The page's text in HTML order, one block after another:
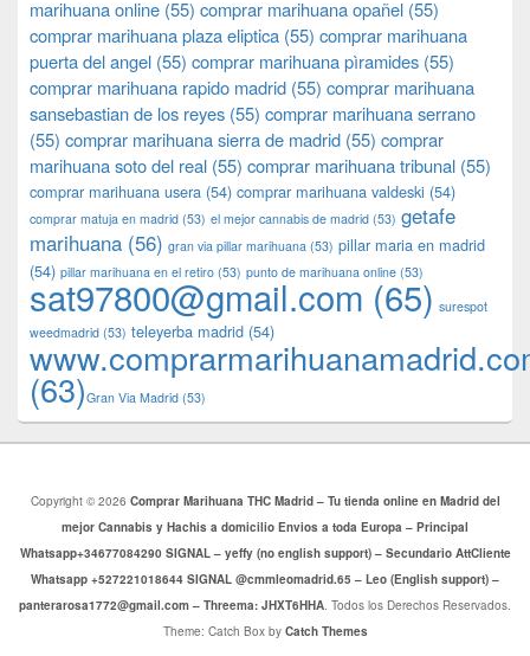
marihuana online (55) comprar marihuana opañel (55)
comprar marihuana plaza eliptica (55) comprar marihuana
puerta del angel (55) comprar marihuana pìramides (55)
comprar marihuana rapido madrid (55) comprar marihuana
sansebastian de los reyes (55) comprar marihuana serrano
(55) comprar marihuana sierra de madrid (55) comprar
marihuana soto del real (55) comprar marihuana tribunal (55)
comprar marihuana usera (54) comprar marihuana valdeski (54)
comprar matuja en madrid (53) el mejor cannabis de madrid (53) getafe
marihuana (56) gran via pillar marihuana (53) pillar maria en madrid
(54) pillar marihuana en el retiro (53) punto de marihuana online (53)
sat97800@gmail.com (65) surespot
weedmadrid (53) teleyerba madrid (54)
(63)​​Gran Via Madrid (53)
Copyright © 2026 Comprar Marihuana THC Madrid – Tu tienda online en Madrid del
mejor Cannabis y Hachis a domicilio Envios a toda Europa – Principal
Whatsapp+34677084290 SIGNAL – yeffy (no english support) – Secundario AttCliente
Whatsapp +527221018644 SIGNAL @cmmleomadrid.65 – Leo (English support) –
panterarosa1772@gmail.com – Threema: JHXT6HHA. Todos los Derechos Reservados.
Theme: Catch Box by Catch Themes